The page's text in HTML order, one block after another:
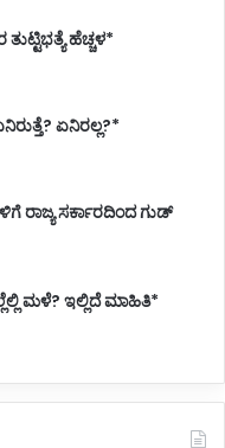
ಹೆಚ್ಚಳ*
ಏನಿರಲ್ಲ?*
ರಾಜ್ಯ ಸರ್ಕಾರದಿಂದ ಗುಡ್
ಮಳೆ? ಇಲ್ಲಿದೆ ಮಾಹಿತಿ*